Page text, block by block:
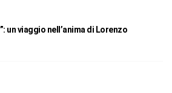
un viaggio nell’anima di Lorenzo